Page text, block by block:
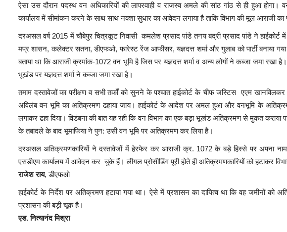
ऐसा उस दौरान पदस्थ वन अधिकारियों की लापरवाही व राजस्व अमले की सांठ गांठ से ही हुआ
कार्यालय में सीमांकन करने के साथ साथ नक्शा सुधार का आवेदन लगाया है ताकि विभाग की मूल आराजी
दरअसल वर्ष 2015 में चौबेपुर चित्रकूट निवासी कमलेश प्रसाद पांडे तनय बद्री प्रसाद पांडे ने
मप्र शासन, कलेक्टर सतना, डीएफओ, फारेस्ट रेंज आफीसर, यज्ञदत्त शर्मा और गुलाब को पार्टी बनाया
बताया था कि आराजी क्रमांक-1072 वन भूमि है जिस पर यज्ञदत्त शर्मा व अन्य लोगों ने कब्जा जमा रखा
भूखंड पर यज्ञदत्त शर्मा ने कब्जा जमा रखा है।
तमाम दस्तावेजों का परीक्षण व सभी तर्कों को सुनने के पश्चात हाईकोर्ट के चीफ जस्टिस एएम
अविलंब वन भूमि का अतिक्रमण ढहाया जाय। हाईकोर्ट के आदेश पर अमल हुआ और वनभूमि के
लगाकर ढहा दिया। विडंबना की बात यह रही कि वन विभाग का एक बड़ा भूखंड अतिक्रमण से मुकत
के तबादले के बाद भूमाफिया ने पुन: उसी वन भूमि पर अतिक्रमण कर लिया है।
दरअसल अतिक्रमणकारियों ने दस्तावेजों में हेरफेर कर आराजी क्र. 1072 के बड़े हिस्से पर अपना
एसडीएम कार्यालय में आवेदन कर चुके हैं। लीगल प्रोसीडिंग पूरी होते ही अतिक्रमणकारियों को हटाकर
राजेश राय, डीएफओ
हाईकोर्ट के निर्देश पर अतिक्रमण हटाया गया था। ऐसे में प्रशासन का दायित्व था कि वह जमीनों को
प्रशासन की बड़ी चूक है।
एड. नित्यानंद मिश्रा